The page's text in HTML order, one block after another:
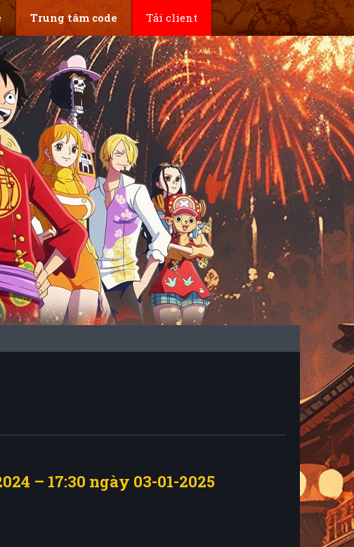
Trung tâm code Tải client
– 17:30 ngày 03-01-2025